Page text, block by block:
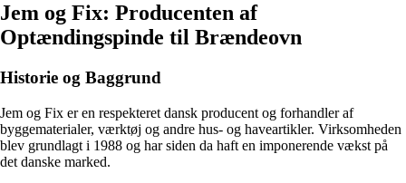
Jem og Fix: Producenten af
Optændingspinde til Brændeovn
Historie og Baggrund
Jem og Fix er en respekteret dansk producent og forhandler af
byggematerialer, værktøj og andre hus- og haveartikler. Virksomheden
blev grundlagt i 1988 og har siden da haft en imponerende vækst på
det danske marked.